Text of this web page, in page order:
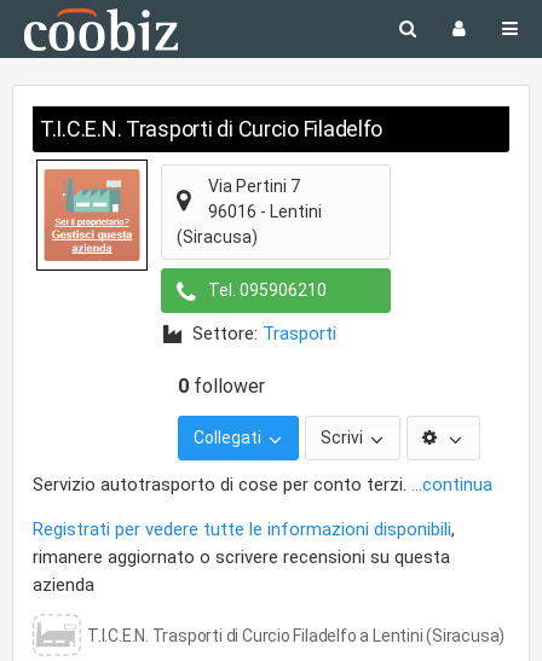
T.I.C.E.N. Trasporti di Curcio Filadelfo
Via Pertini 7
96016 - Lentini
(Siracusa)
Tel. 095906210
Settore: Trasporti
0 follower
Collegati Scrivi
Servizio autotrasporto di cose per conto terzi. ...continua
Registrati per vedere tutte le informazioni disponibili,
rimanere aggiornato o scrivere recensioni su questa
azienda
T.I.C.E.N. Trasporti di Curcio Filadelfo a Lentini (Siracusa)